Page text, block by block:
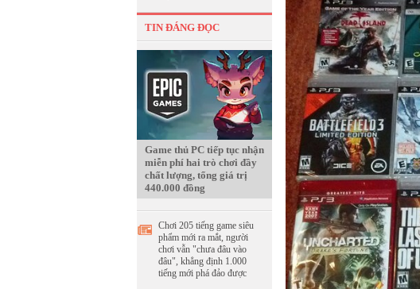
TIN ĐÁNG ĐỌC
Game thủ PC tiếp tục nhận
miễn phí hai trò chơi đầy
chất lượng, tổng giá trị
440.000 đồng
Chơi 205 tiếng game siêu
phẩm mới ra mắt, người
chơi vẫn "chưa đâu vào
đâu", khẳng định 1.000
tiếng mới phá đảo được